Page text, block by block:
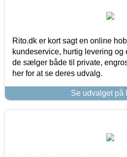
Rito.dk er kort sagt en online
kundeservice, hurtig levering og
de sælger både til private,
her for at se deres udvalg.
Se udvalget på